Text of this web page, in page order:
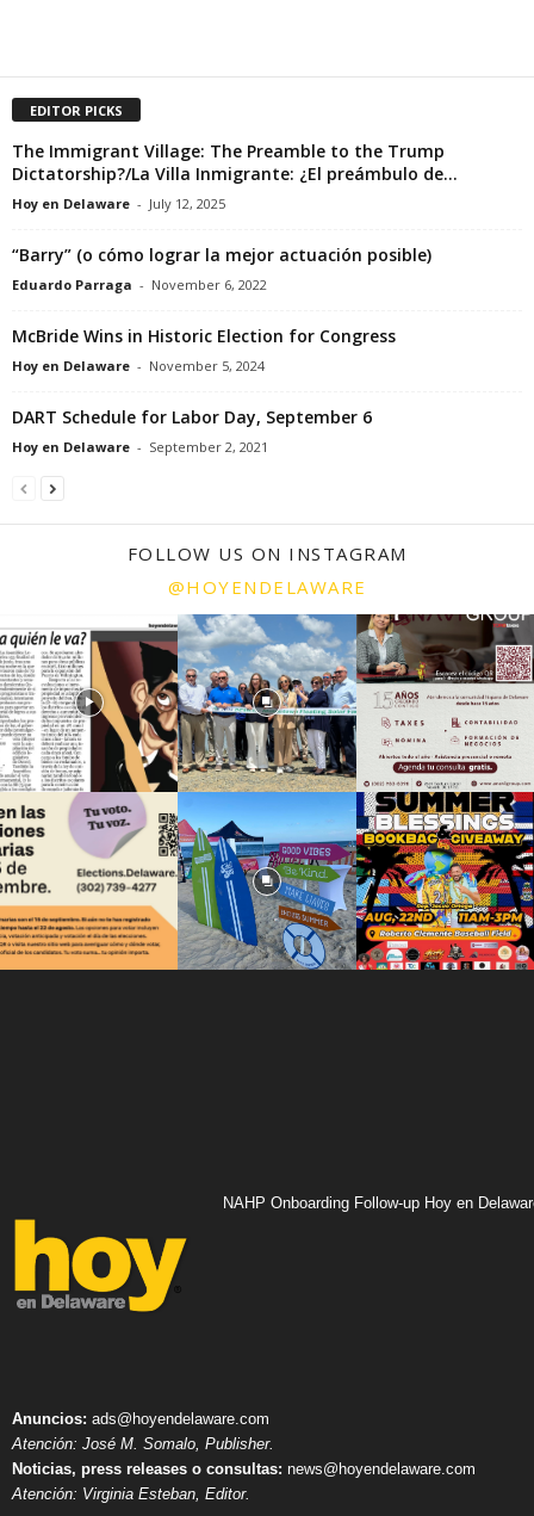
EDITOR PICKS
The Immigrant Village: The Preamble to the Trump
Dictatorship?/La Villa Inmigrante: ¿El preámbulo de...
Hoy en Delaware - July 12, 2025
“Barry” (o cómo lograr la mejor actuación posible)
Eduardo Parraga - November 6, 2022
McBride Wins in Historic Election for Congress
Hoy en Delaware - November 5, 2024
DART Schedule for Labor Day, September 6
Hoy en Delaware - September 2, 2021
FOLLOW US ON INSTAGRAM
@HOYENDELAWARE
NAHP Onboarding Follow-up Hoy en
Anuncios: ads@hoyendelaware.com
Atención: José M. Somalo, Publisher.
Noticias, press releases o consultas: news@hoyendelaware.com
Atención: Virginia Esteban, Editor.